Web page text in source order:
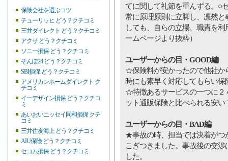
保険会社を選ぶコツ
チューリッヒ どう？クチコミ
三井ダイレクト どう？クチコミ
アクサ どう？クチコミ
ソニー損保 どう？クチコミ
そんぽ24 どう？クチコミ
SBI損保 どう？クチコミ
アメリカンホームダイレクト ク
チコミ
イーデザイン損保 どう？クチコ
ミ
あいおいニッセイ同和損保 クチ
コミ
三井住友海上 どう？クチコミ
AIU保険 どう？クチコミ
セコム損保 どう？クチコミ
てに関して礼節を重んずる。○
常に原理原則に立脚し、凛然
しても、自らの立場、職責を
ームページより抜粋）
ユーザーからの目・GOOD編
☆保険料が安かったので他社か
時にも素早く対応してもらい
☆特徴あるサービスの一つに２
ット通販保険と比べられる安い
ユーザーからの目・BAD編
★事故の時、担当では決着がつ
こぎつきました。事故後の交
した。